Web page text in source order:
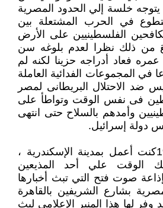
خلسة إلي الحدود المصرية
في الحرب المشتعلة بين
الفلسطينيين على الأرض
من ذلك نظرا لعدم بلوغه سن
فعاد أدراجه حزينا لكنه لم
في المجموعات الفدائية العاملة
ضد الاحتلال البريطانى لمصر
فى نفس الوقت وتواطأ على
وأمدهم بالسلاح حتى انتهى
دولة إسرائيل.
وفي العام التالى 1968كنت أعمل بمدينة الإسكندرية ،
الوقت علي أحد المذيعين
صوت فتح التي تبث أخبارها
بشارع الشريفين بالقاهرة
لها هذا المنبر الإعلامى لبث